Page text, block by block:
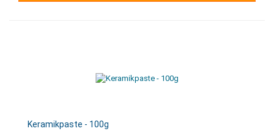
Keramikpaste - 100g